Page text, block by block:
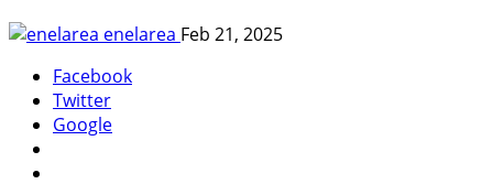
enelarea Feb 21, 2025
Facebook
Twitter
Google